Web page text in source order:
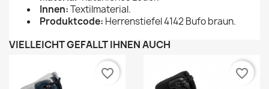
Innen:Textilmaterial.
Produktcode: Herrenstiefel 4142 Bufo braun.
VIELLEICHT GEFÄLLT IHNEN AUCH
favorite_border favorite_border